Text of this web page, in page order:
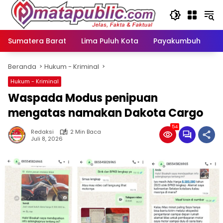
Langsung
konten
Sumatera Barat
Lima Puluh Kota Payakumbuh
Beranda Hukum - Kriminal
Hukum - Kriminal
Waspada Modus penipuan
mengatas namakan Dakota Cargo
Redaksi
2 Min Baca
Juli 8, 2026
54